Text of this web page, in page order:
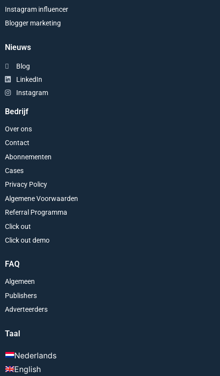
Instagram influencer
Blogger marketing
Nieuws
Blog
LinkedIn
Instagram
Bedrijf
Over ons
Contact
Abonnementen
Cases
Privacy Policy
Algemene Voorwaarden
Referral Programma
Click out
Click out demo
FAQ
Algemeen
Publishers
Adverteerders
Taal
Nederlands
English